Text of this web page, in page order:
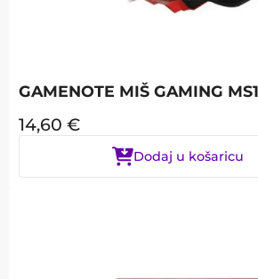
GAMENOTE MIŠ GAMING
14,60 €
Dodaj u košaricu